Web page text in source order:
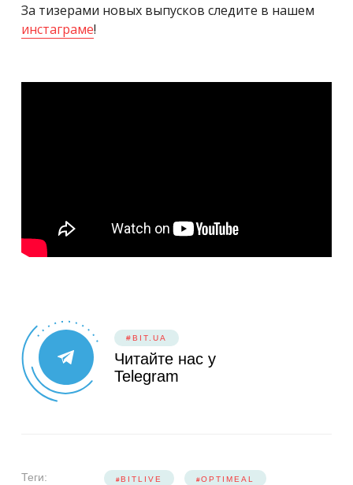
За тизерами новых выпусков следите в нашем
инстаграме!
#BIT.UA
Читайте нас у
Telegram
Теги: BITLIVE OPTIMEAL